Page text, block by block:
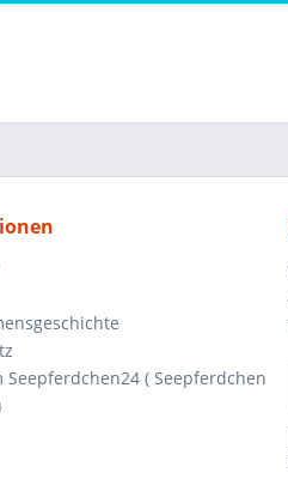
Seepferdchen24 ( Seepferdchen